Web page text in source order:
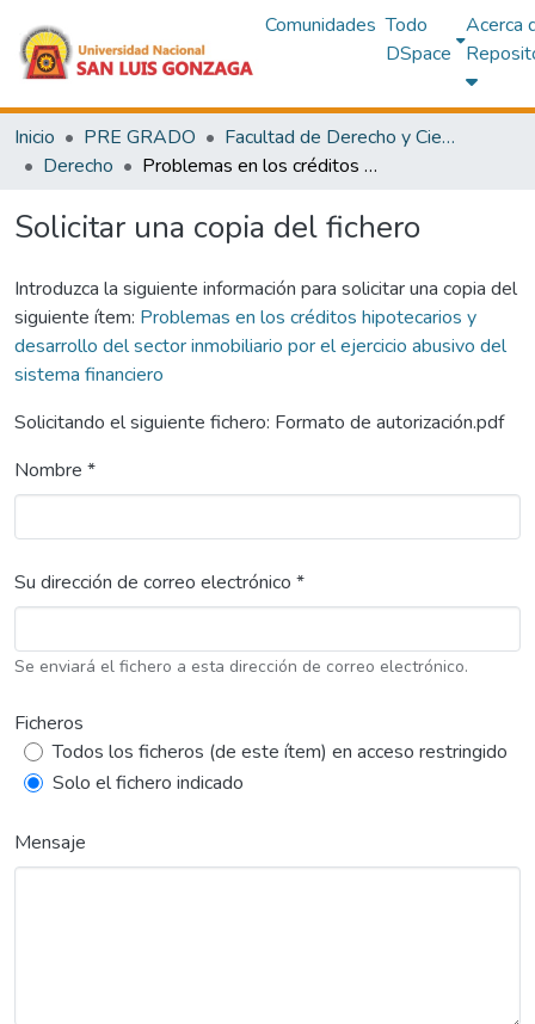
Comunidades Todo
DSpace
Acerca
Inicio PRE GRADO
Facultad de Derecho y Ciencias Políticas
Derecho
Problemas en los créditos hipotecarios y desarrollo del sector inmobiliario por el ejercicio abusivo del sistema financiero
Solicitar una copia del fichero
Introduzca la siguiente información para solicitar una copia del
siguiente ítem: Problemas en los créditos hipotecarios y
desarrollo del sector inmobiliario por el ejercicio abusivo del
sistema financiero
Solicitando el siguiente fichero: Formato de autorización.pdf
Nombre *
Su dirección de correo electrónico *
Se enviará el fichero a esta dirección de correo electrónico.
Ficheros
Todos los ficheros (de este ítem) en acceso restringido
Solo el fichero indicado
Mensaje